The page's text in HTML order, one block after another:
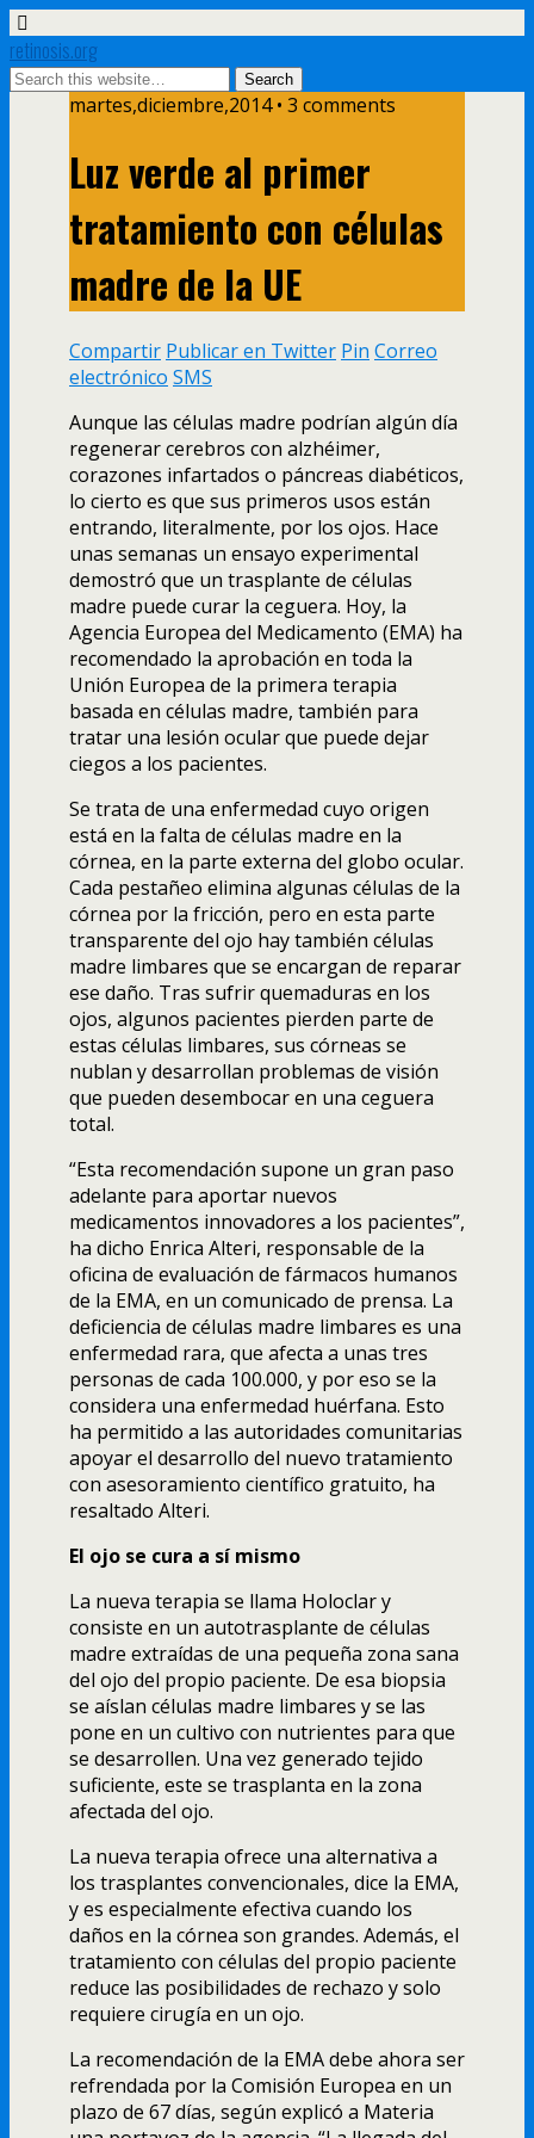
retinosis.org
martes,diciembre,2014 • 3 comments
Luz verde al primer
tratamiento con células
madre de la UE
Compartir Publicar en Twitter Pin Correo
electrónico SMS
Aunque las células madre podrían algún día
regenerar cerebros con alzhéimer,
corazones infartados o páncreas diabéticos,
lo cierto es que sus primeros usos están
entrando, literalmente, por los ojos. Hace
unas semanas un ensayo experimental
demostró que un trasplante de células
madre puede curar la ceguera. Hoy, la
Agencia Europea del Medicamento (EMA) ha
recomendado la aprobación en toda la
Unión Europea de la primera terapia
basada en células madre, también para
tratar una lesión ocular que puede dejar
ciegos a los pacientes.
Se trata de una enfermedad cuyo origen
está en la falta de células madre en la
córnea, en la parte externa del globo ocular.
Cada pestañeo elimina algunas células de la
córnea por la fricción, pero en esta parte
transparente del ojo hay también células
madre limbares que se encargan de reparar
ese daño. Tras sufrir quemaduras en los
ojos, algunos pacientes pierden parte de
estas células limbares, sus córneas se
nublan y desarrollan problemas de visión
que pueden desembocar en una ceguera
total.
“Esta recomendación supone un gran paso
adelante para aportar nuevos
medicamentos innovadores a los pacientes”,
ha dicho Enrica Alteri, responsable de la
oficina de evaluación de fármacos humanos
de la EMA, en un comunicado de prensa. La
deficiencia de células madre limbares es una
enfermedad rara, que afecta a unas tres
personas de cada 100.000, y por eso se la
considera una enfermedad huérfana. Esto
ha permitido a las autoridades comunitarias
apoyar el desarrollo del nuevo tratamiento
con asesoramiento científico gratuito, ha
resaltado Alteri.
El ojo se cura a sí mismo
La nueva terapia se llama Holoclar y
consiste en un autotrasplante de células
madre extraídas de una pequeña zona sana
del ojo del propio paciente. De esa biopsia
se aíslan células madre limbares y se las
pone en un cultivo con nutrientes para que
se desarrollen. Una vez generado tejido
suficiente, este se trasplanta en la zona
afectada del ojo.
La nueva terapia ofrece una alternativa a
los trasplantes convencionales, dice la EMA,
y es especialmente efectiva cuando los
daños en la córnea son grandes. Además, el
tratamiento con células del propio paciente
reduce las posibilidades de rechazo y solo
requiere cirugía en un ojo.
La recomendación de la EMA debe ahora ser
refrendada por la Comisión Europea en un
plazo de 67 días, según explicó a Materia